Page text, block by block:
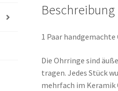
Beschreibung
1 Paar
Die Ohrringe sind
tragen. Jedes Stück
mehrfach im Keramik